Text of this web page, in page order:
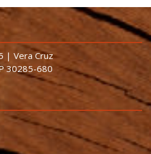
| Vera Cruz
30285-680